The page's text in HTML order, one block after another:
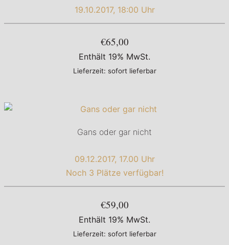
19.10.2017, 18:00 Uhr
€65,00
Enthält 19% MwSt.
Lieferzeit: sofort lieferbar
Gans oder gar nicht
09.12.2017, 17.00 Uhr
Noch 3 Plätze verfügbar!
€59,00
Enthält 19% MwSt.
Lieferzeit: sofort lieferbar